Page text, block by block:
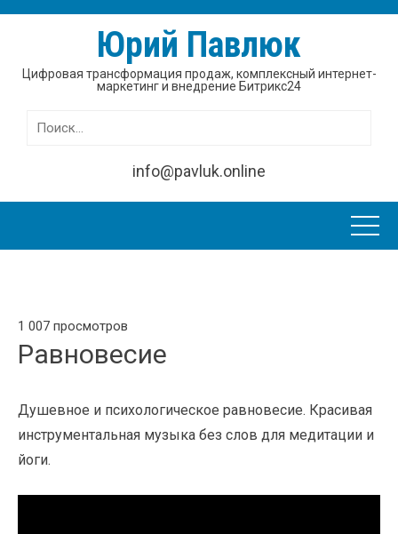
Юрий Павлюк
Цифровая трансформация продаж, комплексный интернет-
маркетинг и внедрение Битрикс24
Найти:
info@pavluk.online
1 007 просмотров
Равновесие
Душевное и психологическое равновесие. Красивая
инструментальная музыка без слов для медитации и
йоги.